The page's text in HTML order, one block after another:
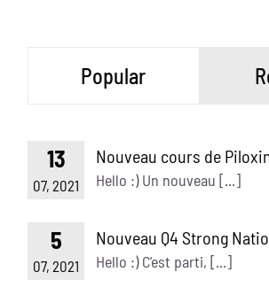
Popular
13
07, 2021
Nouveau cours de
Hello :) Un nouveau [...]
5
07, 2021
Nouveau Q4 Strong
Hello :) C'est parti, [...]